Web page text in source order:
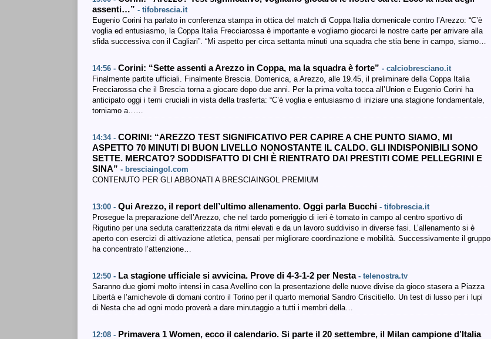
assenti…” - tifobrescia.it
Eugenio Corini ha parlato in conferenza stampa in ottica del match di Coppa Italia domenicale contro l’Arezzo: “C’è
voglia ed entusiasmo, la Coppa Italia Frecciarossa è importante e vogliamo giocarci le nostre carte per arrivare alla
sfida successiva con il Cagliari”. “Mi aspetto per circa settanta minuti una squadra che stia bene in campo, siamo…
14:56 - Corini: “Sette assenti a Arezzo in Coppa, ma la squadra è forte” - calciobresciano.it
Finalmente partite ufficiali. Finalmente Brescia. Domenica, a Arezzo, alle 19.45, il preliminare della Coppa Italia
Frecciarossa che il Brescia torna a giocare dopo due anni. Per la prima volta tocca all’Union e Eugenio Corini ha
anticipato oggi i temi cruciali in vista della trasferta: “C’è voglia e entusiasmo di iniziare una stagione fondamentale,
torniamo a……
14:34 - CORINI: “AREZZO TEST SIGNIFICATIVO PER CAPIRE A CHE PUNTO SIAMO, MI
ASPETTO 70 MINUTI DI BUON LIVELLO NONOSTANTE IL CALDO. GLI INDISPONIBILI SONO
SETTE. MERCATO? SODDISFATTO DI CHI È RIENTRATO DAI PRESTITI COME PELLEGRINI E
SINA” - bresciaingol.com
CONTENUTO PER GLI ABBONATI A BRESCIAINGOL PREMIUM
13:00 - Qui Arezzo, il report dell’ultimo allenamento. Oggi parla Bucchi - tifobrescia.it
Prosegue la preparazione dell’Arezzo, che nel tardo pomeriggio di ieri è tornato in campo al centro sportivo di
Rigutino per una seduta caratterizzata da ritmi elevati e da un lavoro suddiviso in diverse fasi. L’allenamento si è
aperto con esercizi di attivazione atletica, pensati per migliorare coordinazione e mobilità. Successivamente il gruppo
ha concentrato l’attenzione…
12:50 - La stagione ufficiale si avvicina. Prove di 4-3-1-2 per Nesta - telenostra.tv
Saranno due giorni molto intensi in casa Avellino con la presentazione delle nuove divise da gioco stasera a Piazza
Libertà e l’amichevole di domani contro il Torino per il quarto memorial Sandro Criscitiello. Un test di lusso per i lupi
di Nesta che ad ogni modo proverà a dare minutaggio a tutti i membri della…
12:08 - Primavera 1 Women, ecco il calendario. Si parte il 20 settembre, il Milan campione d’Italia